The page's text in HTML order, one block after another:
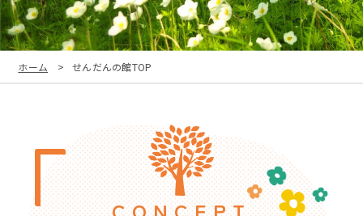
ホーム せんだんの館TOP
CONCEPT